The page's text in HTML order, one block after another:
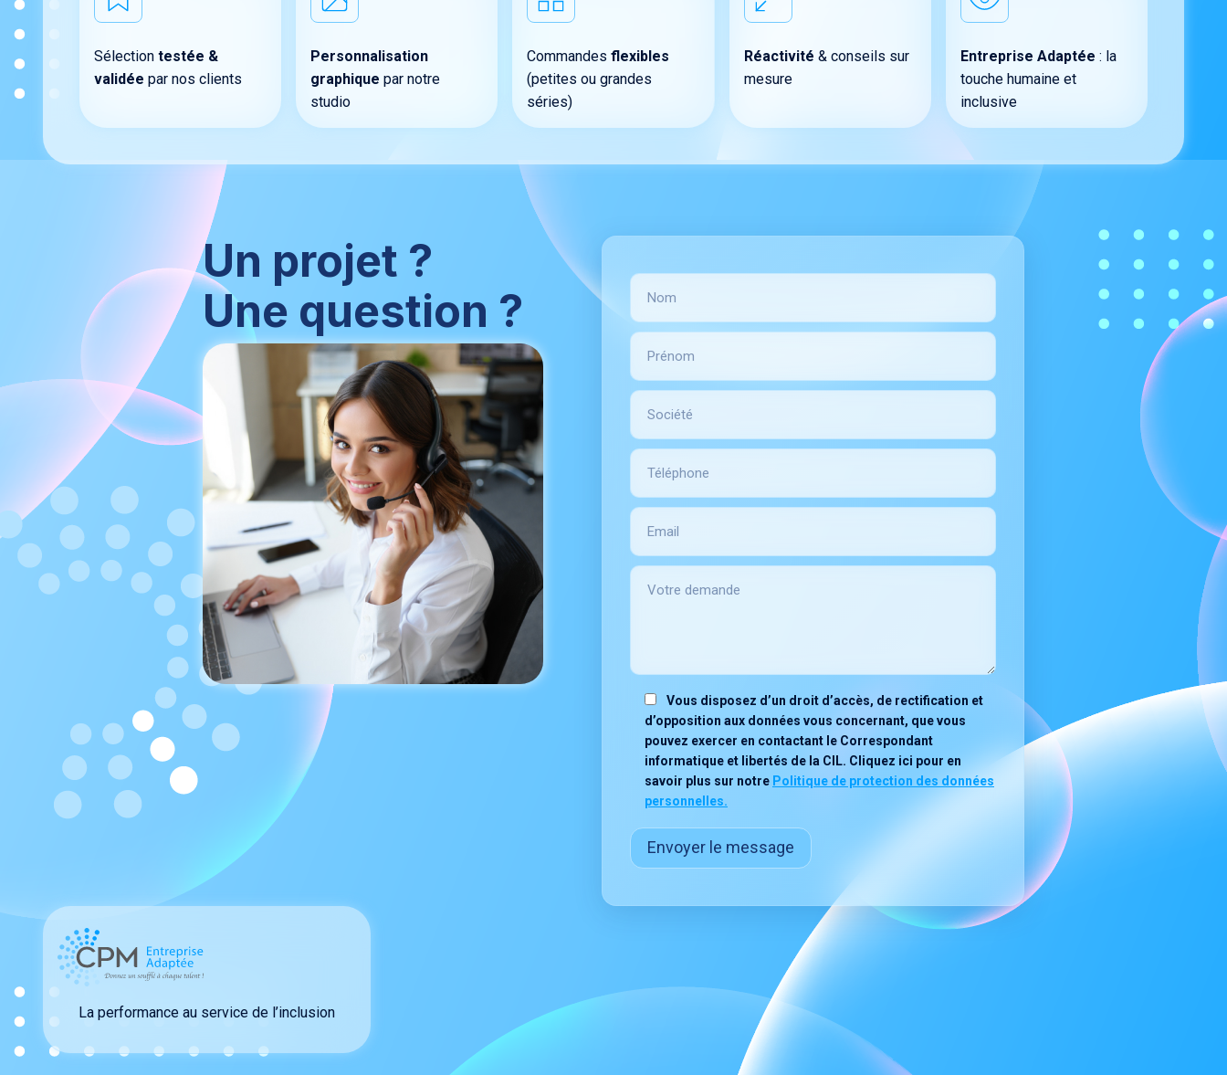
Sélection testée &
validée par nos clients
Personnalisation
graphique par notre
studio
Commandesflexibles
(petites ou grandes
séries)
Réactivité & conseils sur
mesure
Entreprise Adaptée : la
touche humaine et
inclusive
Un projet ?
Une question ?
Vous disposez d’un droit d’accès, de rectification et
d’opposition aux données vous concernant, que vous
pouvez exercer en contactant le Correspondant
informatique et libertés de la CIL. Cliquez ici pour en
savoir plus sur notre Politique de protection des données
personnelles.
La performance au service de l’inclusion